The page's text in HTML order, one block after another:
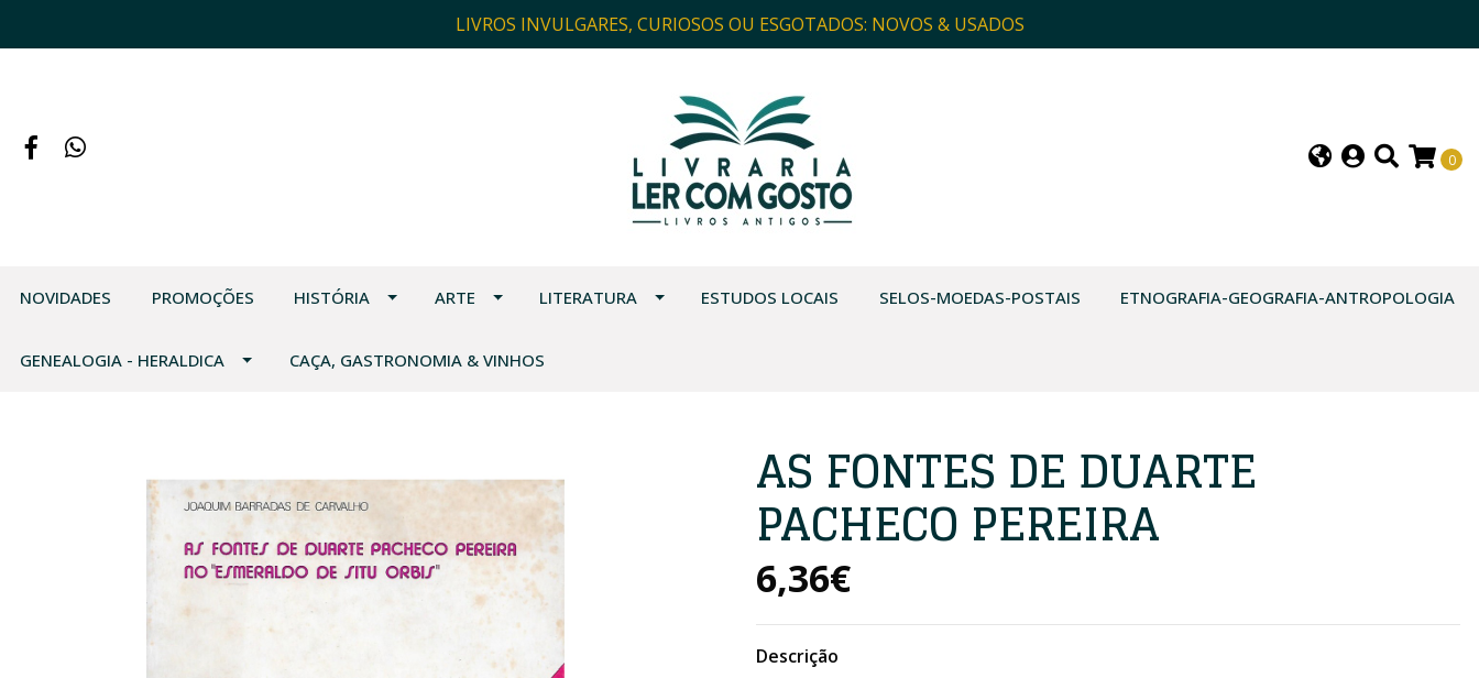
LIVROS INVULGARES, CURIOSOS OU ESGOTADOS: NOVOS & USADOS
0
NOVIDADES PROMOÇÕES HISTÓRIA ARTE LITERATURA ESTUDOS LOCAIS SELOS-MOEDAS-POSTAIS ETNOGRAFIA-GEOGRAFIA-ANTROPOLOGIA
GENEALOGIA - HERALDICA CAÇA, GASTRONOMIA & VINHOS
AS FONTES DE DUARTE
PACHECO PEREIRA
6,36€
Descrição